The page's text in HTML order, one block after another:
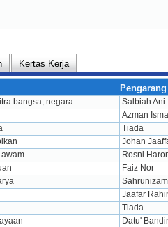
Kertas Kerja
Pengarang
bangsa, negara
Salbiah Ani
Azman
Tiada
Johan
Rosni
Faiz Nor
Jaafar
Tiada
Datu'